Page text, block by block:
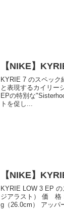
【NIKE】
KYRIE 7 のスペック
と表現するカイリー
EPの特別な
トを促し...
【NIKE】
KYRIE LOW 3 EP
ジアラスト） 価 格
g（26.0cm） アッパ